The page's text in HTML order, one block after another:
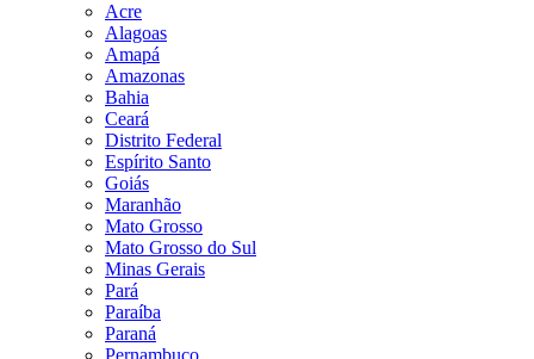
Acre
Alagoas
Amapá
Amazonas
Bahia
Ceará
Distrito Federal
Espírito Santo
Goiás
Maranhão
Mato Grosso
Mato Grosso do Sul
Minas Gerais
Pará
Paraíba
Paraná